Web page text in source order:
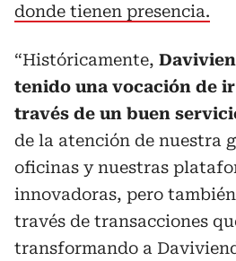
donde tienen presencia.
“Históricamente,
tenido una vocación de
través de un buen
de la atención de nuestra
oficinas y nuestras
innovadoras, pero
través de transacciones
transformando a